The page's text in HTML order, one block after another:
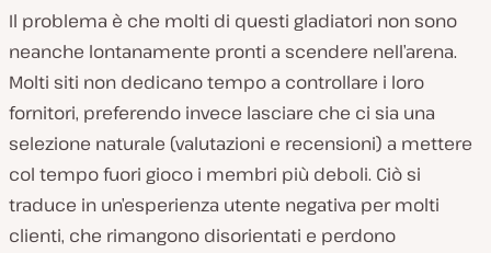
Il problema è che molti di questi gladiatori non sono
neanche lontanamente pronti a scendere nell’arena.
Molti siti non dedicano tempo a controllare i loro
fornitori, preferendo invece lasciare che ci sia una
selezione naturale (valutazioni e recensioni) a mettere
col tempo fuori gioco i membri più deboli. Ciò si
traduce in un’esperienza utente negativa per molti
clienti, che rimangono disorientati e perdono